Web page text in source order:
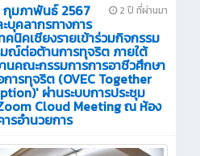
2 ปี ที่ผ่านมา
มภาพันธ์ 2567
บุคลากรทางการ
นิคเชียงรายเข้าร่วมกิจกรรม
มณ์ต่อต้านการทุจริต ภายใต้
นคณะกรรมการการอาชีวศึกษา
ารทุจริต (OVEC Together
ผ่านระบบการประชุม
Cloud Meeting ณ ห้อง
รอำนวยการ